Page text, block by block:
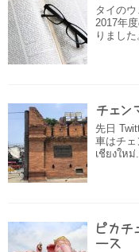
タイの
2017年
りまし
チェン
先日
車はチ
เชียงใหม่
ピカチ
ース